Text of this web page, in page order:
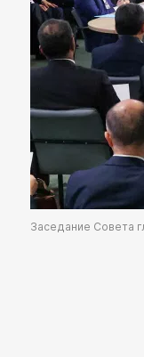
Заседание Совета